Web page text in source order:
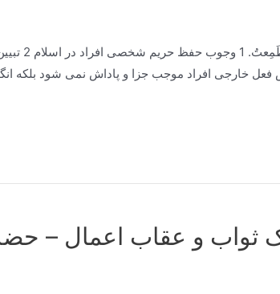
فقره دعا: اِذَا رَأيتُ مَولاي ذُنُوبِي فَزِعتُ، وَ اِذَا رَأيتُ كَرَمَكَ طَمِعتُ. 1 وجوب حفظ حریم
و بسط تئوریک شریعت و ردّ اجمالی آن 3 نفس فعل خارجی افراد موجب جزا و پاداش نمی شود بلکه
ثواب و عقاب اعمال –